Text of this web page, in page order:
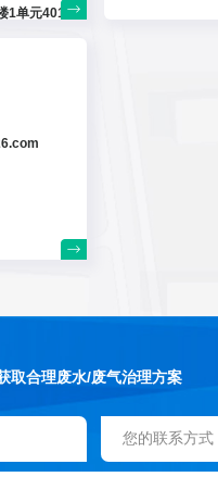
1单元401
取合理废水/废气治理方案